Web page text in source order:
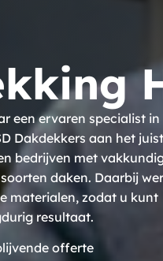
een ervaren specialist in
Dakdekkers aan het
bedrijven met
daken. Daarbij
materialen, zodat u kunt
resultaat.
offerte